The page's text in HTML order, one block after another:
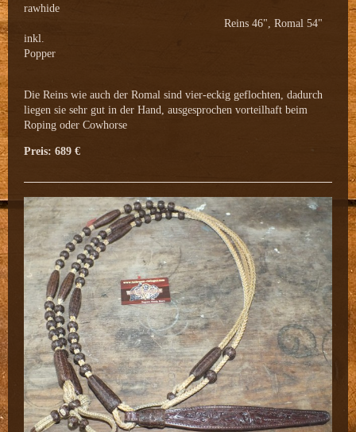
rawhide
Reins 46", Romal 54"
inkl.
Popper
Die Reins wie auch der Romal sind vier-eckig geflochten, dadurch
liegen sie sehr gut in der Hand, ausgesprochen vorteilhaft beim
Roping oder Cowhorse
Preis: 689 €